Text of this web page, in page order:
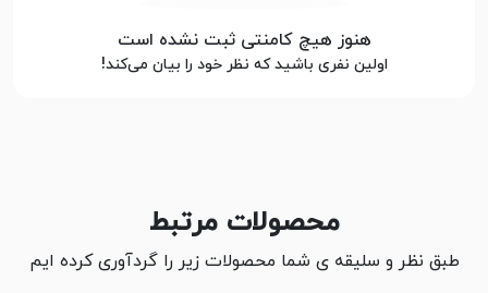
هنوز هیچ کامنتی ثبت نشده است
اولین نفری باشید که نظر خود را بیان می‌کند!
محصولات مرتبط
طبق نظر و سلیقه ی شما محصولات زیر را گردآوری کرده ایم